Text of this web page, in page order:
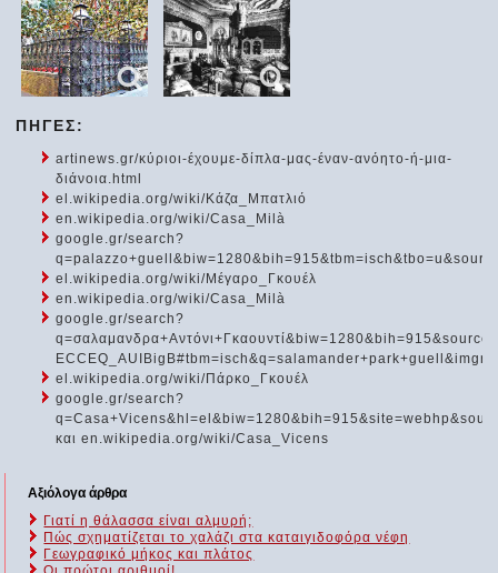
ΠΗΓΕΣ:
artinews.gr/κύριοι-έχουμε-δίπλα-μας-έναν-ανόητο-ή-μια-
διάνοια.html
el.wikipedia.org/wiki/Κάζα_Μπατλιό
en.wikipedia.org/wiki/Casa_Milà
google.gr/search?
el.wikipedia.org/wiki/Μέγαρο_Γκουέλ
en.wikipedia.org/wiki/Casa_Milà
google.gr/search?
el.wikipedia.org/wiki/Πάρκο_Γκουέλ
google.gr/search?
και en.wikipedia.org/wiki/Casa_Vicens
Αξιόλογα άρθρα
Γιατί η θάλασσα είναι αλμυρή;
Πώς σχηματίζεται το χαλάζι στα καταιγιδοφόρα νέφη
Γεωγραφικό μήκος και πλάτος